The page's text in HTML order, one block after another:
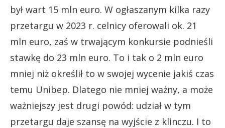
był wart 15 mln euro. W ogłaszanym kilka razy
przetargu w 2023 r. celnicy oferowali ok. 21
mln euro, zaś w trwającym konkursie podnieśli
stawkę do 23 mln euro. To i tak o 2 mln euro
mniej niż określił to w swojej wycenie jakiś czas
temu Unibep. Dlatego nie mniej ważny, a może
ważniejszy jest drugi powód: udział w tym
przetargu daje szansę na wyjście z klinczu. I to